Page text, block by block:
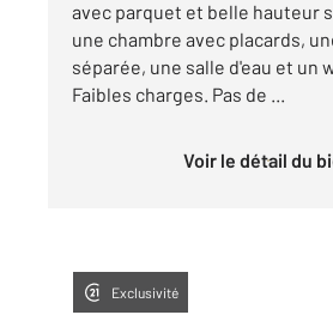
avec parquet et belle hauteur
une chambre avec placards,
séparée, une salle d'eau et un
Faibles charges. Pas de ...
Voir le détail du
Exclusivité